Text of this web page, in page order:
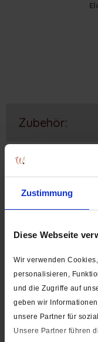
Zustimmung
Diese Webseite
Wir verwenden
personalisieren,
und die Zugriffe auf
geben wir
unsere Partner für
Unsere Partner führen
Zubehör:
in